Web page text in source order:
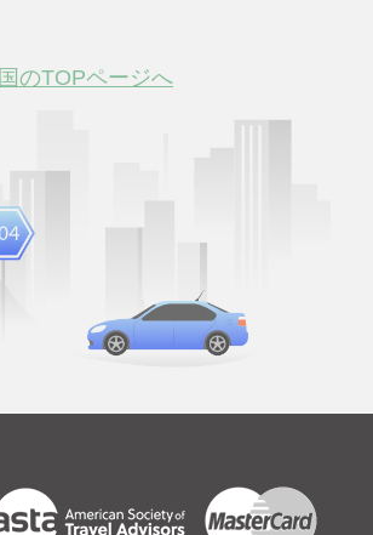
のTOPページへ